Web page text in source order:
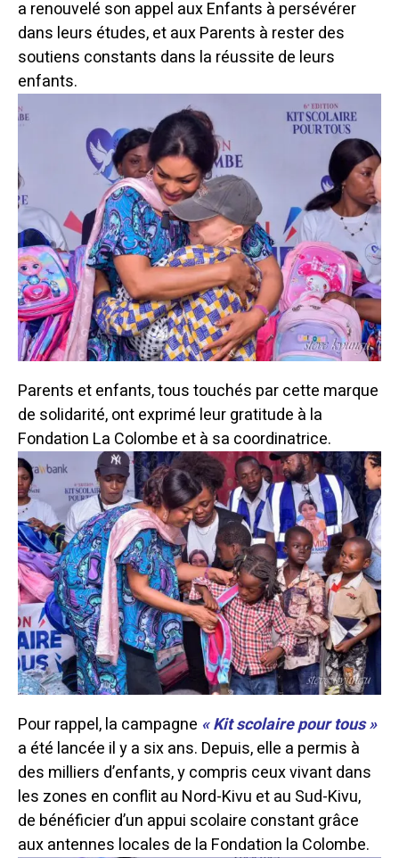
a renouvelé son appel aux Enfants à persévérer
dans leurs études, et aux Parents à rester des
soutiens constants dans la réussite de leurs
enfants.
Parents et enfants, tous touchés par cette marque
de solidarité, ont exprimé leur gratitude à la
Fondation La Colombe et à sa coordinatrice.
Pour rappel, la campagne « Kit scolaire pour tous »
a été lancée il y a six ans. Depuis, elle a permis à
des milliers d’enfants, y compris ceux vivant dans
les zones en conflit au Nord-Kivu et au Sud-Kivu,
de bénéficier d’un appui scolaire constant grâce
aux antennes locales de la Fondation la Colombe.